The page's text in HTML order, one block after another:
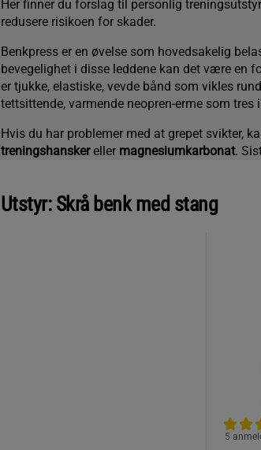
Her finner du forslag til personlig
redusere risikoen for skader.
Benkpress er en øvelse som hovedsakelig
bevegelighet i disse leddene kan det være en
er tjukke, elastiske, vevde bånd som vikles
tettsittende, varmende neopren-erme som
Hvis du har problemer med at grepet svikter,
treningshanskereller magnesiumkarbonat.
Utstyr: Skrå benk med stang
5